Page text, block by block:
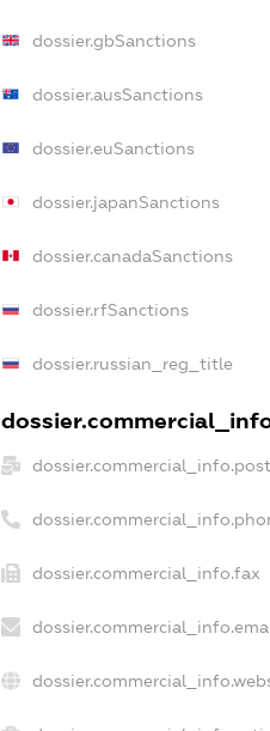
dossier.gbSanctions
dossier.ausSanctions
dossier.euSanctions
dossier.japanSanctions
dossier.canadaSanctions
dossier.rfSanctions
dossier.russian_reg_title
dossier.commercial_info.fax